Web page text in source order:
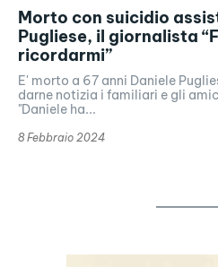
Morto con suicidio
Pugliese, il giornalista
ricordarmi”
E' morto a 67 anni Daniele
darne notizia i familiari e gli
"Daniele ha...
8 Febbraio 2024